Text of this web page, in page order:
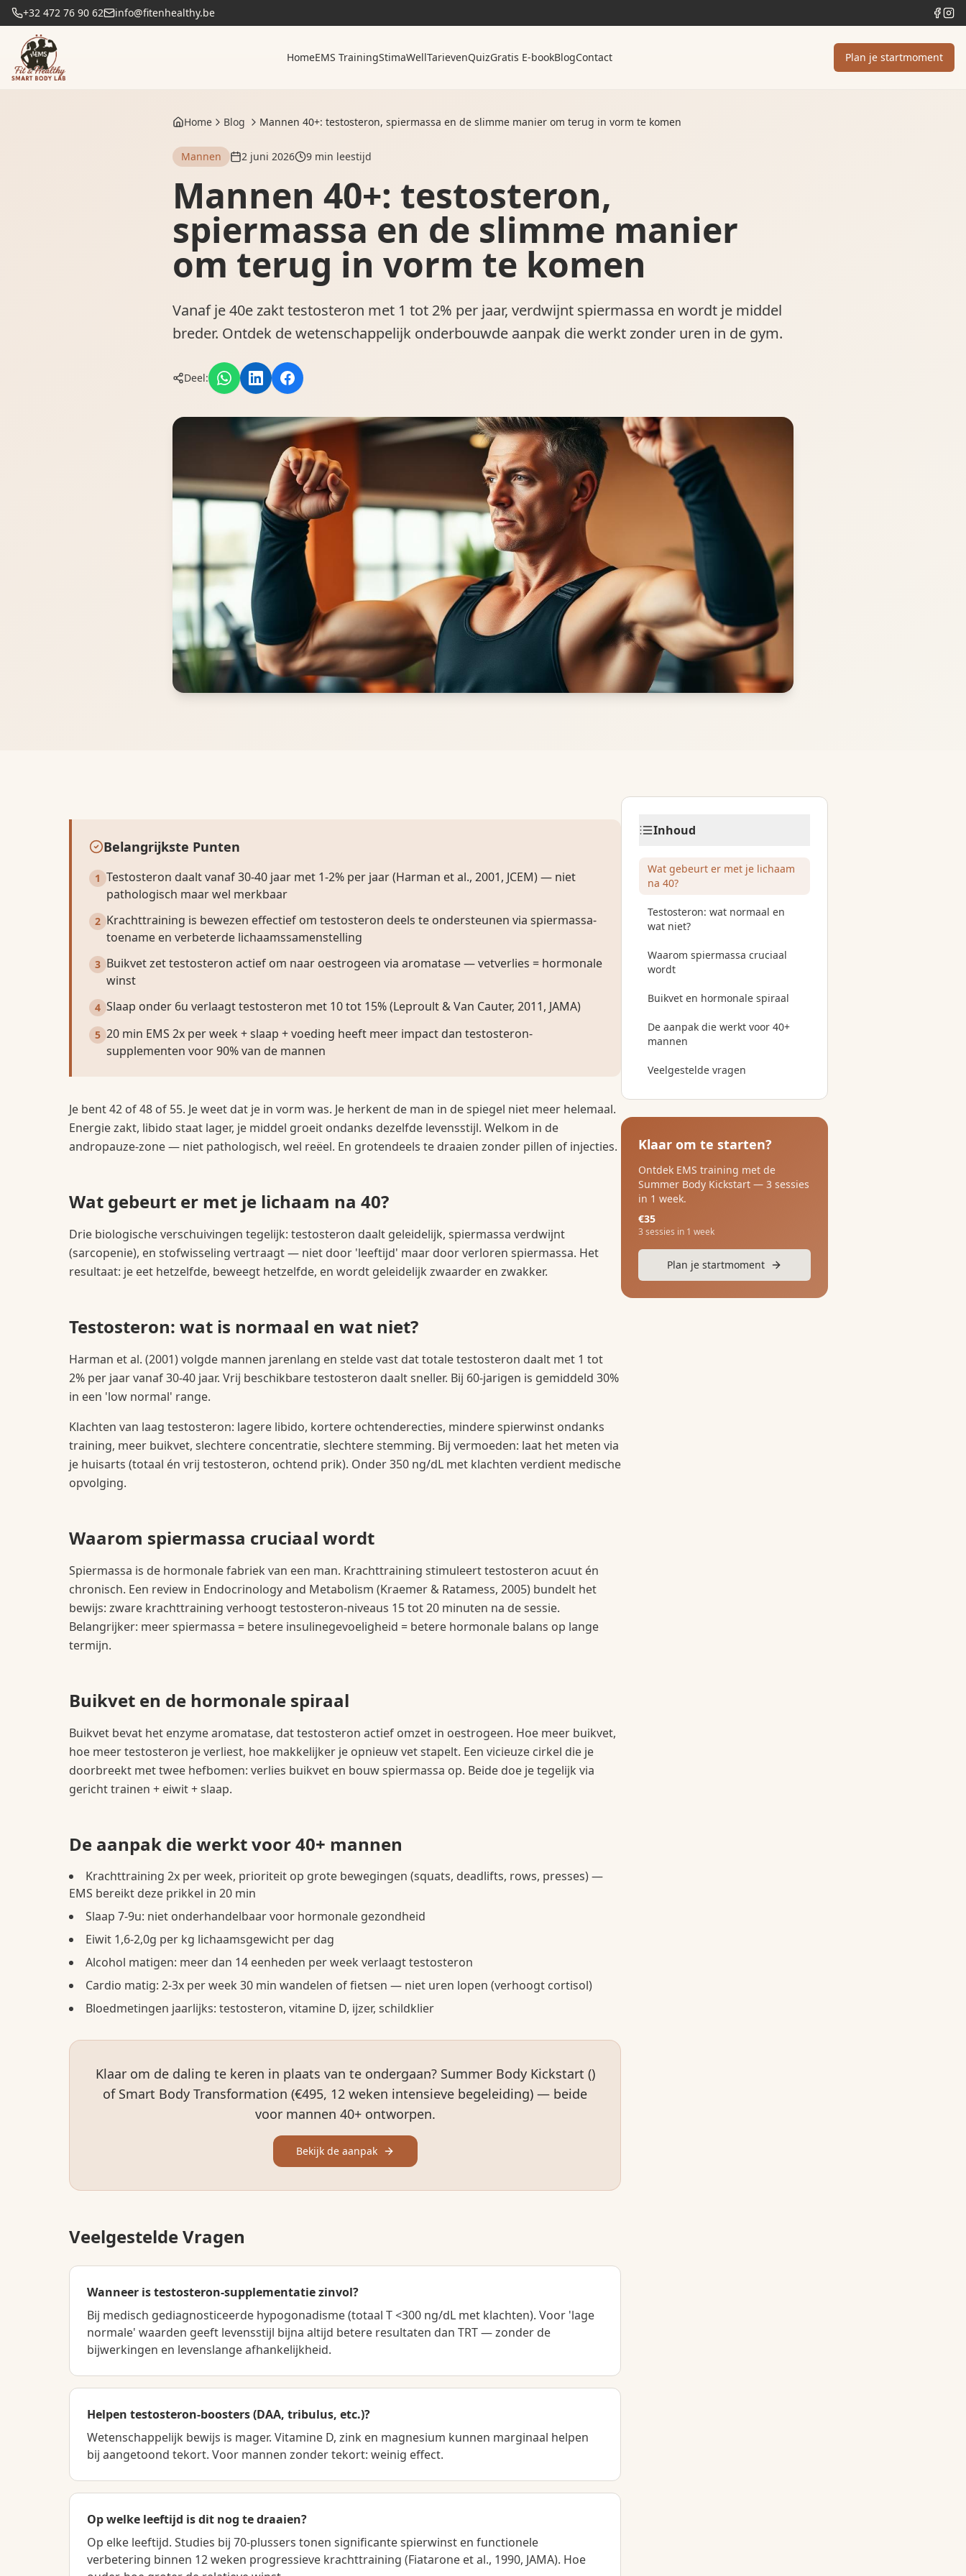
+32 472 76 90 62 info@fitenhealthy.be
HomeEMS TrainingStimaWellTarievenQuizGratis E-bookBlogContact Plan je startmoment
Home Blog Mannen 40+: testosteron, spiermassa en de slimme manier om terug in vorm te komen
Mannen 2 juni 2026 9 min leestijd
Mannen 40+: testosteron,
spiermassa en de slimme manier
om terug in vorm te komen
Vanaf je 40e zakt testosteron met 1 tot 2% per jaar, verdwijnt spiermassa en wordt je middel
breder. Ontdek de wetenschappelijk onderbouwde aanpak die werkt zonder uren in de gym.
Deel:
Belangrijkste Punten
1 Testosteron daalt vanaf 30-40 jaar met 1-2% per jaar (Harman et al., 2001, JCEM) — niet
pathologisch maar wel merkbaar
2 Krachttraining is bewezen effectief om testosteron deels te ondersteunen via spiermassa-
toename en verbeterde lichaamssamenstelling
3 Buikvet zet testosteron actief om naar oestrogeen via aromatase — vetverlies = hormonale
winst
4 Slaap onder 6u verlaagt testosteron met 10 tot 15% (Leproult & Van Cauter, 2011, JAMA)
5 20 min EMS 2x per week + slaap + voeding heeft meer impact dan testosteron-
supplementen voor 90% van de mannen
Je bent 42 of 48 of 55. Je weet dat je in vorm was. Je herkent de man in de spiegel niet meer helemaal.
Energie zakt, libido staat lager, je middel groeit ondanks dezelfde levensstijl. Welkom in de
andropauze-zone — niet pathologisch, wel reëel. En grotendeels te draaien zonder pillen of injecties.
Wat gebeurt er met je lichaam na 40?
Drie biologische verschuivingen tegelijk: testosteron daalt geleidelijk, spiermassa verdwijnt
(sarcopenie), en stofwisseling vertraagt — niet door 'leeftijd' maar door verloren spiermassa. Het
resultaat: je eet hetzelfde, beweegt hetzelfde, en wordt geleidelijk zwaarder en zwakker.
Testosteron: wat is normaal en wat niet?
Harman et al. (2001) volgde mannen jarenlang en stelde vast dat totale testosteron daalt met 1 tot
2% per jaar vanaf 30-40 jaar. Vrij beschikbare testosteron daalt sneller. Bij 60-jarigen is gemiddeld 30%
in een 'low normal' range.
Klachten van laag testosteron: lagere libido, kortere ochtenderecties, mindere spierwinst ondanks
training, meer buikvet, slechtere concentratie, slechtere stemming. Bij vermoeden: laat het meten via
je huisarts (totaal én vrij testosteron, ochtend prik). Onder 350 ng/dL met klachten verdient medische
opvolging.
Waarom spiermassa cruciaal wordt
Spiermassa is de hormonale fabriek van een man. Krachttraining stimuleert testosteron acuut én
chronisch. Een review in Endocrinology and Metabolism (Kraemer & Ratamess, 2005) bundelt het
bewijs: zware krachttraining verhoogt testosteron-niveaus 15 tot 20 minuten na de sessie.
Belangrijker: meer spiermassa = betere insulinegevoeligheid = betere hormonale balans op lange
termijn.
Buikvet en de hormonale spiraal
Buikvet bevat het enzyme aromatase, dat testosteron actief omzet in oestrogeen. Hoe meer buikvet,
hoe meer testosteron je verliest, hoe makkelijker je opnieuw vet stapelt. Een vicieuze cirkel die je
doorbreekt met twee hefbomen: verlies buikvet en bouw spiermassa op. Beide doe je tegelijk via
gericht trainen + eiwit + slaap.
De aanpak die werkt voor 40+ mannen
Krachttraining 2x per week, prioriteit op grote bewegingen (squats, deadlifts, rows, presses) —
EMS bereikt deze prikkel in 20 min
Slaap 7-9u: niet onderhandelbaar voor hormonale gezondheid
Eiwit 1,6-2,0g per kg lichaamsgewicht per dag
Alcohol matigen: meer dan 14 eenheden per week verlaagt testosteron
Cardio matig: 2-3x per week 30 min wandelen of fietsen — niet uren lopen (verhoogt cortisol)
Bloedmetingen jaarlijks: testosteron, vitamine D, ijzer, schildklier
Klaar om de daling te keren in plaats van te ondergaan? Summer Body Kickstart ()
of Smart Body Transformation (€495, 12 weken intensieve begeleiding) — beide
voor mannen 40+ ontworpen.
Bekijk de aanpak
Veelgestelde Vragen
Wanneer is testosteron-supplementatie zinvol?
Bij medisch gediagnosticeerde hypogonadisme (totaal T <300 ng/dL met klachten). Voor 'lage
normale' waarden geeft levensstijl bijna altijd betere resultaten dan TRT — zonder de
bijwerkingen en levenslange afhankelijkheid.
Helpen testosteron-boosters (DAA, tribulus, etc.)?
Wetenschappelijk bewijs is mager. Vitamine D, zink en magnesium kunnen marginaal helpen
bij aangetoond tekort. Voor mannen zonder tekort: weinig effect.
Op welke leeftijd is dit nog te draaien?
Op elke leeftijd. Studies bij 70-plussers tonen significante spierwinst en functionele
verbetering binnen 12 weken progressieve krachttraining (Fiatarone et al., 1990, JAMA). Hoe
Inhoud
Wat gebeurt er met je lichaam
na 40?
Testosteron: wat normaal en
wat niet?
Waarom spiermassa cruciaal
wordt
Buikvet en hormonale spiraal
De aanpak die werkt voor 40+
mannen
Veelgestelde vragen
Klaar om te starten?
Ontdek EMS training met de
Summer Body Kickstart — 3 sessies
in 1 week.
€35
3 sessies in 1 week
Plan je startmoment